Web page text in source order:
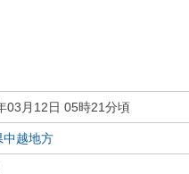
03月12日 05時21分頃
中越地方